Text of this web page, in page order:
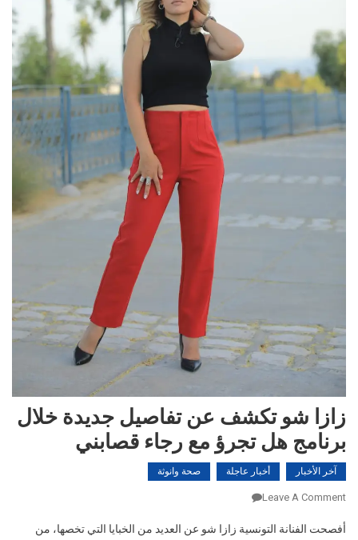
زازا شو تكشف عن تفاصيل جديدة خلال
برنامج هل تجرؤ مع رجاء قصابني
آخر الأخبار أخبار عاجلة صحة وانوثة
Leave A Comment
شو
أفصحت الفنانة التونسية زازا شو عن العديد من الخبايا التي تخصها، من